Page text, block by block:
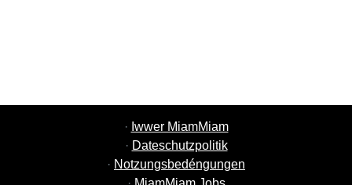
· Iwwer MiamMiam
· Dateschutzpolitik
· Notzungsbedéngungen